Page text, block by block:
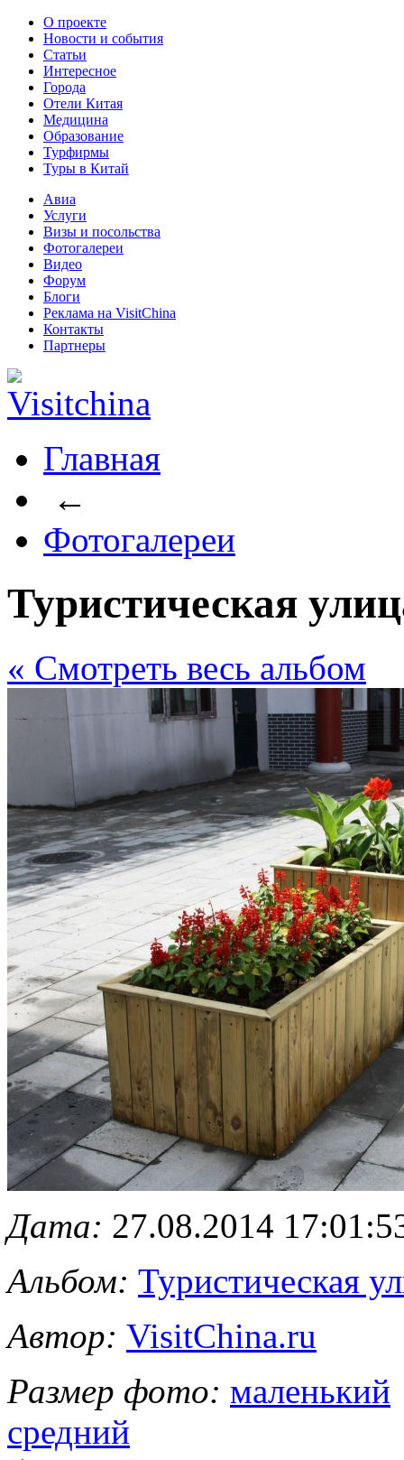
О проекте
Новости и события
Статьи
Интересное
Города
Отели Китая
Медицина
Образование
Турфирмы
Туры в Китай
Авиа
Услуги
Визы и посольства
Фотогалереи
Видео
Форум
Блоги
Реклама на VisitChina
Контакты
Партнеры
Главная
←
Фотогалереи
Туристическая
« Cмотреть весь альбом
Дата: 27.08.2014
Альбом: Туристическая
Автор: VisitChina.ru
Размер фото: маленький
средний